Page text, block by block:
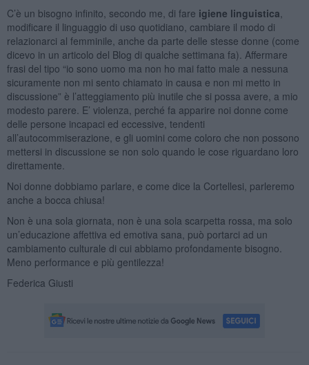
C’è un bisogno infinito, secondo me, di fare igiene linguistica
modificare il linguaggio di uso quotidiano, cambiare il modo di
relazionarci al femminile, anche da parte delle stesse donne (come
dicevo in un articolo del Blog di qualche settimana fa). Affermare
frasi del tipo “io sono uomo ma non ho mai fatto male a nessuna
sicuramente non mi sento chiamato in causa e non mi metto in
discussione” è l’atteggiamento più inutile che si possa avere, a mio
modesto parere. E’ violenza, perché fa apparire noi donne come
delle persone incapaci ed eccessive, tendenti
all’autocommiserazione, e gli uomini come coloro che non possono
mettersi in discussione se non solo quando le cose riguardano loro
direttamente.
Noi donne dobbiamo parlare, e come dice la Cortellesi, parleremo
anche a bocca chiusa!
Non è una sola giornata, non è una sola scarpetta rossa, ma solo
un’educazione affettiva ed emotiva sana, può portarci ad un
cambiamento culturale di cui abbiamo profondamente bisogno.
Meno performance e più gentilezza!
Federica Giusti